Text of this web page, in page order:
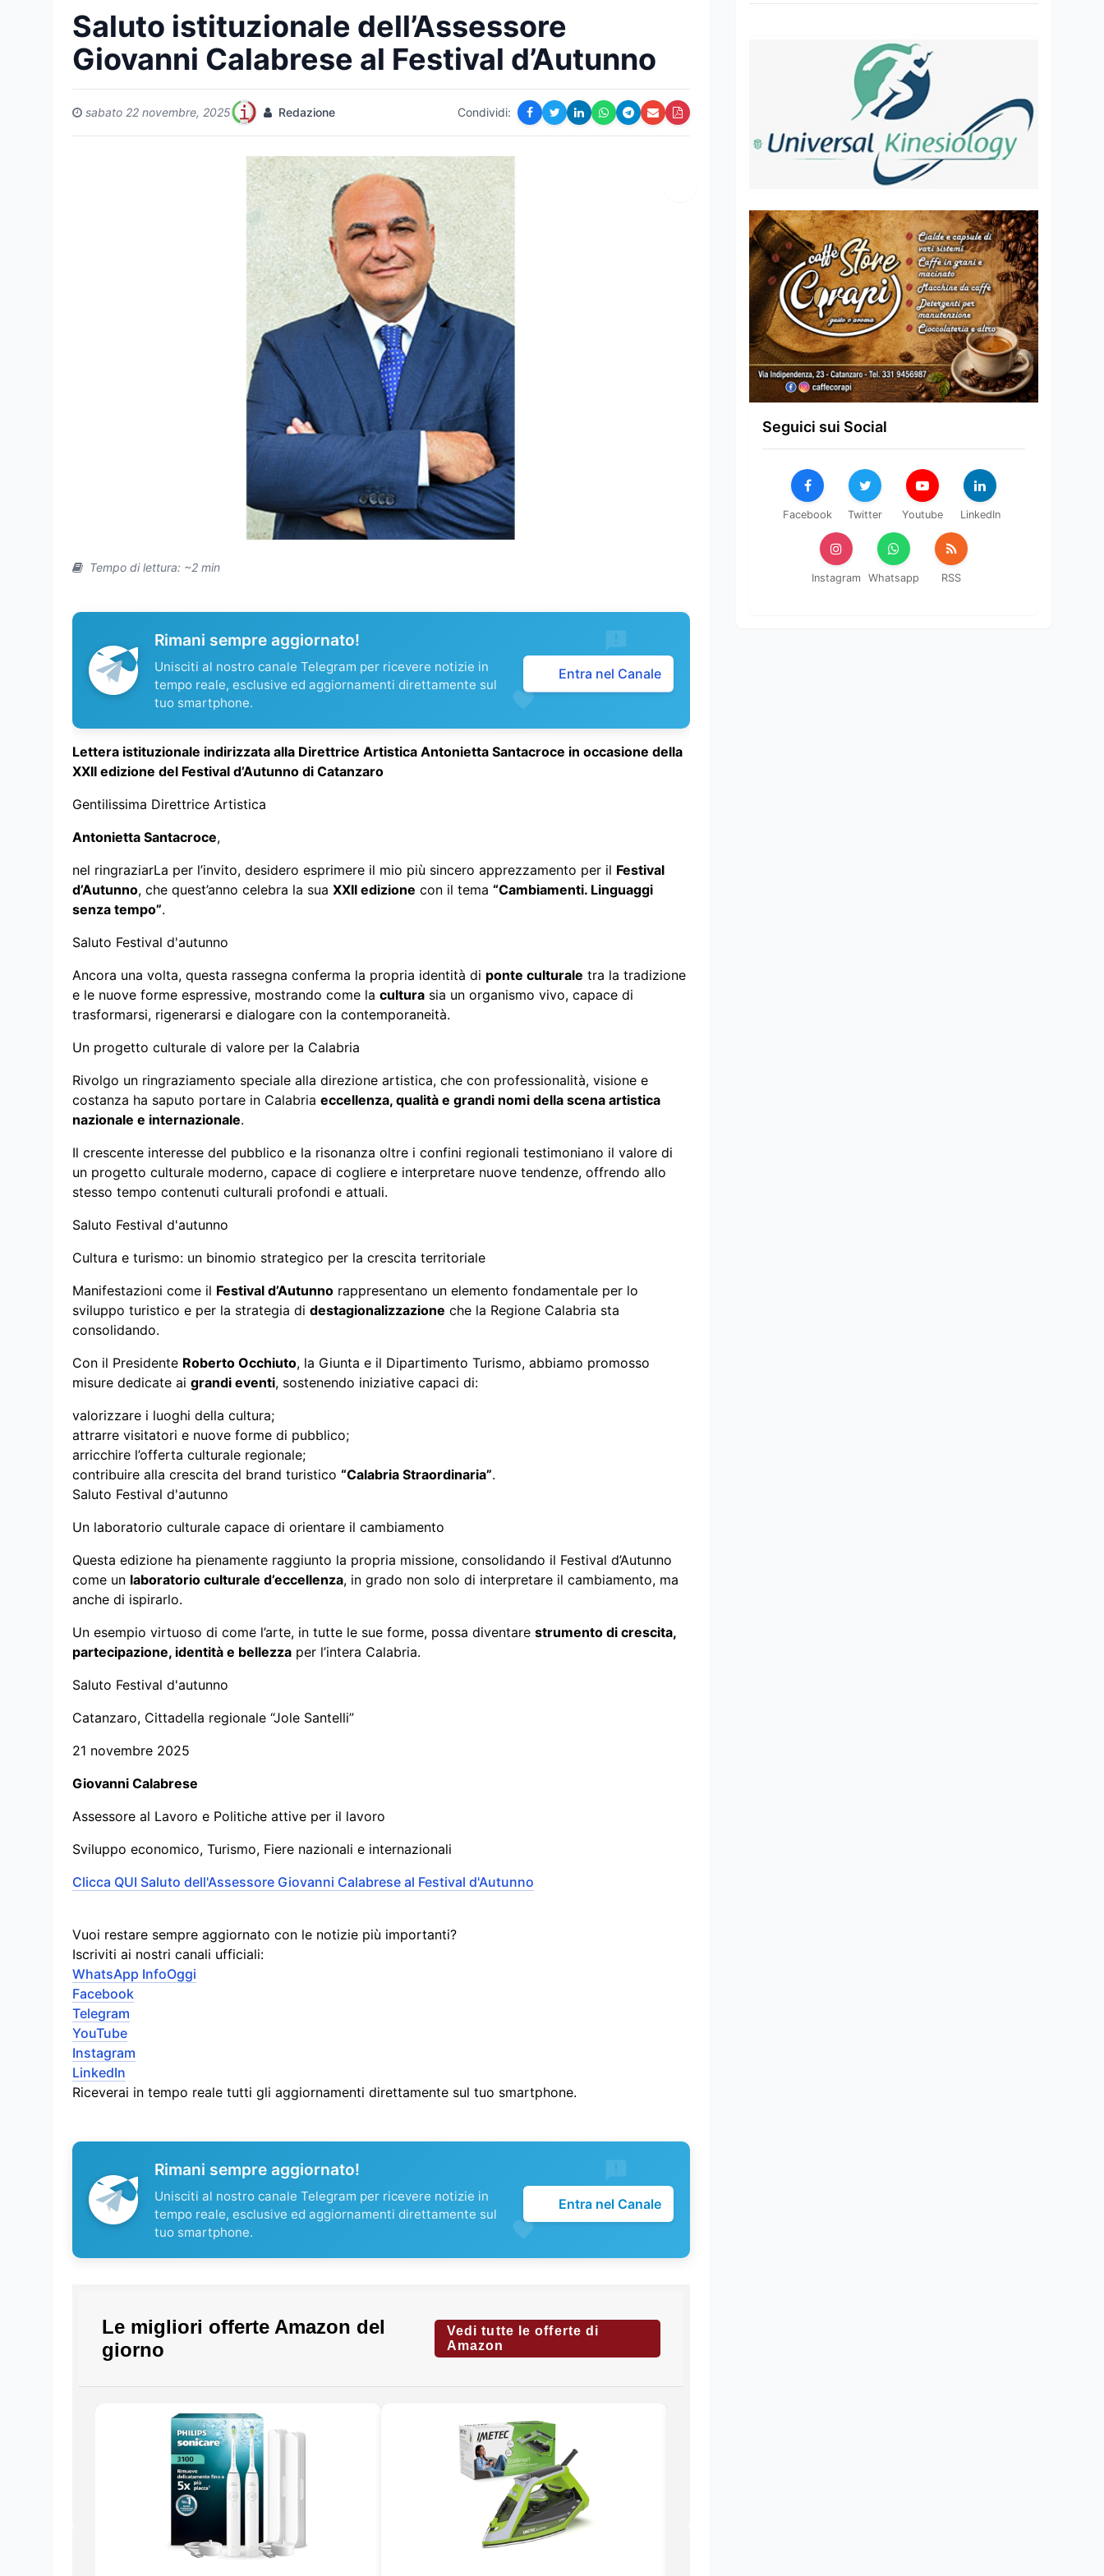
Saluto istituzionale dell’Assessore
Giovanni Calabrese al Festival d’Autunno
sabato 22 novembre, 2025 Redazione Condividi:
Tempo di lettura: ~2 min
Rimani sempre aggiornato!
Unisciti al nostro canale Telegram per ricevere notizie in
tempo reale, esclusive ed aggiornamenti direttamente sul
tuo smartphone.
Entra nel Canale
Lettera istituzionale indirizzata alla Direttrice Artistica Antonietta Santacroce in occasione della
XXII edizione del Festival d’Autunno di Catanzaro
Gentilissima Direttrice Artistica
Antonietta Santacroce,
nel ringraziarLa per l’invito, desidero esprimere il mio più sincero apprezzamento per il Festival
d’Autunno, che quest’anno celebra la sua XXII edizione con il tema “Cambiamenti. Linguaggi
senza tempo”.
Saluto Festival d'autunno
Ancora una volta, questa rassegna conferma la propria identità di ponte culturale tra la tradizione
e le nuove forme espressive, mostrando come la cultura sia un organismo vivo, capace di
trasformarsi, rigenerarsi e dialogare con la contemporaneità.
Un progetto culturale di valore per la Calabria
Rivolgo un ringraziamento speciale alla direzione artistica, che con professionalità, visione e
costanza ha saputo portare in Calabria eccellenza, qualità e grandi nomi della scena artistica
nazionale e internazionale.
Il crescente interesse del pubblico e la risonanza oltre i confini regionali testimoniano il valore di
un progetto culturale moderno, capace di cogliere e interpretare nuove tendenze, offrendo allo
stesso tempo contenuti culturali profondi e attuali.
Saluto Festival d'autunno
Cultura e turismo: un binomio strategico per la crescita territoriale
Manifestazioni come il Festival d’Autunno rappresentano un elemento fondamentale per lo
sviluppo turistico e per la strategia di destagionalizzazione che la Regione Calabria sta
consolidando.
Con il Presidente Roberto Occhiuto, la Giunta e il Dipartimento Turismo, abbiamo promosso
misure dedicate ai grandi eventi, sostenendo iniziative capaci di:
valorizzare i luoghi della cultura;
attrarre visitatori e nuove forme di pubblico;
arricchire l’offerta culturale regionale;
contribuire alla crescita del brand turistico “Calabria Straordinaria”.
Saluto Festival d'autunno
Un laboratorio culturale capace di orientare il cambiamento
Questa edizione ha pienamente raggiunto la propria missione, consolidando il Festival d’Autunno
come un laboratorio culturale d’eccellenza, in grado non solo di interpretare il cambiamento, ma
anche di ispirarlo.
Un esempio virtuoso di come l’arte, in tutte le sue forme, possa diventare strumento di crescita,
partecipazione, identità e bellezza per l’intera Calabria.
Saluto Festival d'autunno
Catanzaro, Cittadella regionale “Jole Santelli”
21 novembre 2025
Giovanni Calabrese
Assessore al Lavoro e Politiche attive per il lavoro
Sviluppo economico, Turismo, Fiere nazionali e internazionali
Clicca QUI Saluto dell'Assessore Giovanni Calabrese al Festival d'Autunno
Vuoi restare sempre aggiornato con le notizie più importanti?
Iscriviti ai nostri canali ufficiali:
WhatsApp InfoOggi
Facebook
Telegram
YouTube
Instagram
LinkedIn
Riceverai in tempo reale tutti gli aggiornamenti direttamente sul tuo smartphone.
Rimani sempre aggiornato!
Unisciti al nostro canale Telegram per ricevere notizie in
tempo reale, esclusive ed aggiornamenti direttamente sul
tuo smartphone.
Entra nel Canale
Seguici sui Social
Facebook Twitter Youtube LinkedIn
Instagram Whatsapp RSS